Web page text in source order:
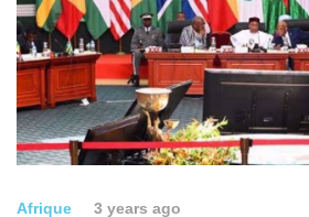
Afrique 3 years ago